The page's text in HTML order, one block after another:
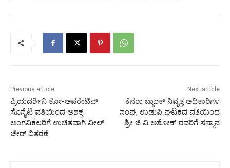
Previous article
ಪ್ರಿಯದರ್ಶಿನಿ ಕೋ-ಅಪರೇಟಿವ್
ಸೊಸೈಟಿ ವತಿಯಿಂದ ಅಶಕ್ತ
ಅಂಗವಿಕಲರಿಗೆ ಉಚಿತವಾಗಿ ವೀಲ್
ಚೇರ್ ವಿತರಣೆ
Next article
ಕೆನರಾ ಬ್ಯಾಂಕ್ ನಿವೃತ್ತ ಅಧಿಕಾರಿಗಳ
ಸಂಘ, ಉಡುಪಿ ಘಟಕದ ವತಿಯಿಂದ
ಶ್ರೀ ಜಿ ವಿ ಅಶೋಕ್ ರವರಿಗೆ ಸನ್ಮಾನ